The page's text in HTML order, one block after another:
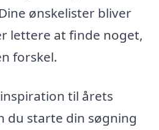
ønskelister bliver
lettere at finde noget,
forskel.
til årets
du starte din søgning